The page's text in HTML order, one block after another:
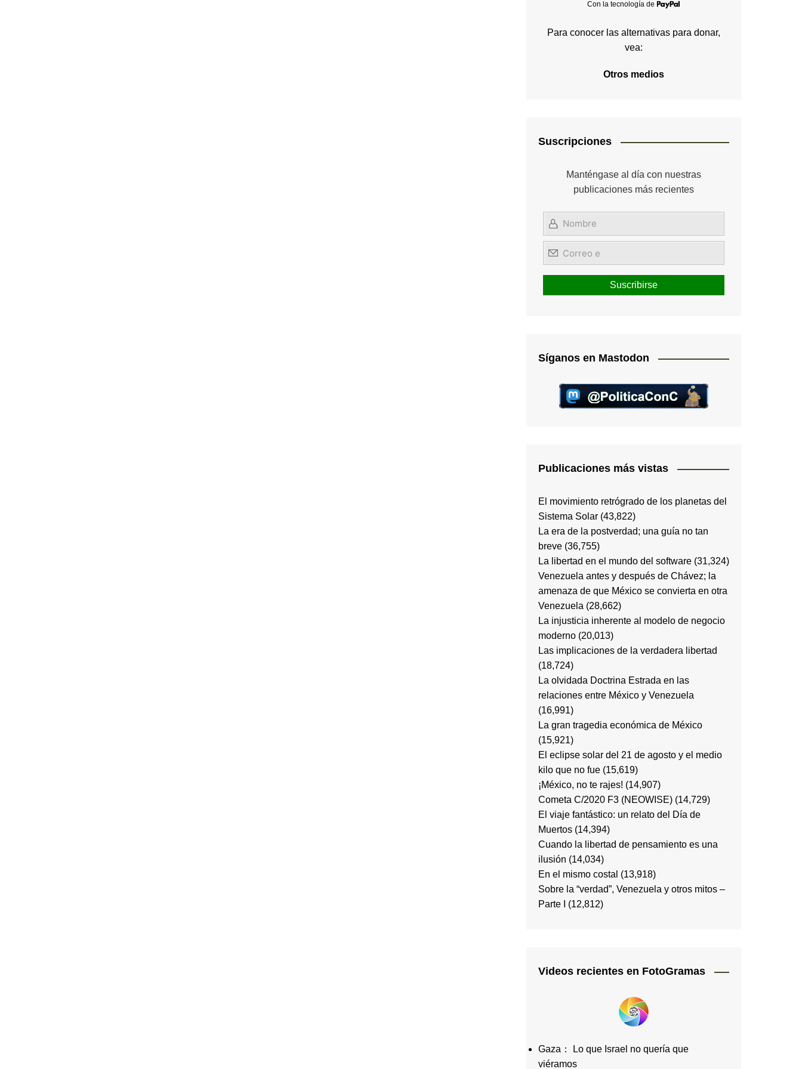
Con la tecnología de
Para conocer las alternativas para donar,
vea:
Otros medios
Suscripciones
Manténgase al día con nuestras
publicaciones más recientes
Síganos en Mastodon
Publicaciones más vistas
El movimiento retrógrado de los planetas del
Sistema Solar (43,822)
La era de la postverdad; una guía no tan
breve (36,755)
La libertad en el mundo del software (31,324)
Venezuela antes y después de Chávez; la
amenaza de que México se convierta en otra
Venezuela (28,662)
La injusticia inherente al modelo de negocio
moderno (20,013)
Las implicaciones de la verdadera libertad
(18,724)
La olvidada Doctrina Estrada en las
relaciones entre México y Venezuela
(16,991)
La gran tragedia económica de México
(15,921)
El eclipse solar del 21 de agosto y el medio
kilo que no fue (15,619)
¡México, no te rajes! (14,907)
Cometa C/2020 F3 (NEOWISE) (14,729)
El viaje fantástico: un relato del Día de
Muertos (14,394)
Cuando la libertad de pensamiento es una
ilusión (14,034)
En el mismo costal (13,918)
Sobre la “verdad”, Venezuela y otros mitos –
Parte I
(12,812)
Videos recientes en FotoGramas
Gaza： Lo que Israel no quería que
viéramos